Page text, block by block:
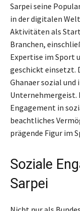
Sarpei seine
in der digitalen
Aktivitäten als
Branchen,
Expertise im Sport
geschickt einsetzt.
Ghanaer sozial
Unternehmergeist.
Engagement in
beachtliches
prägende Figur im
Soziale
Sarpei